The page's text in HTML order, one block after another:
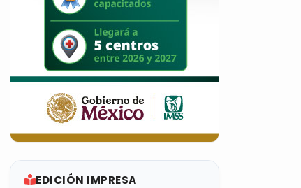
EDICIÓN IMPRESA